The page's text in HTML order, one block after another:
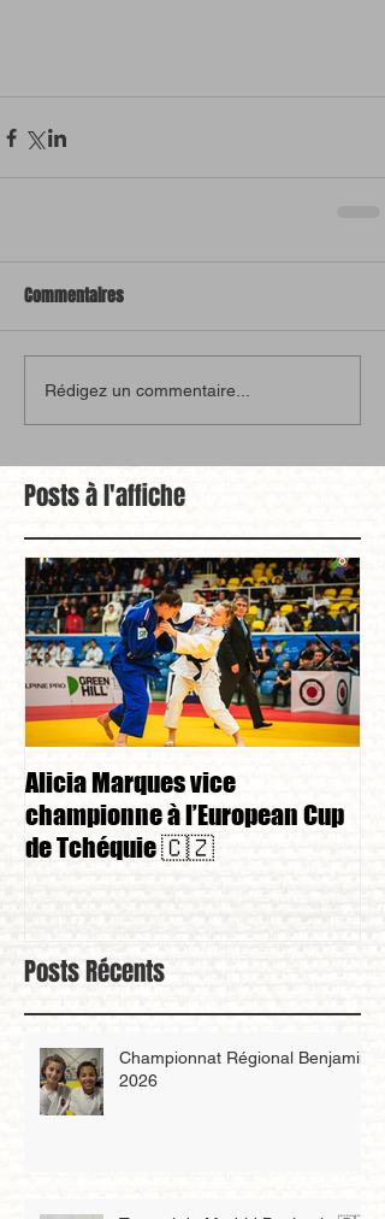
Commentaires
Rédigez un commentaire...
Posts à l'affiche
Alicia Marques vice
championne à l’European Cup
de Tchéquie 🇨🇿
Posts Récents
Championnat Régional Benjamin
2026